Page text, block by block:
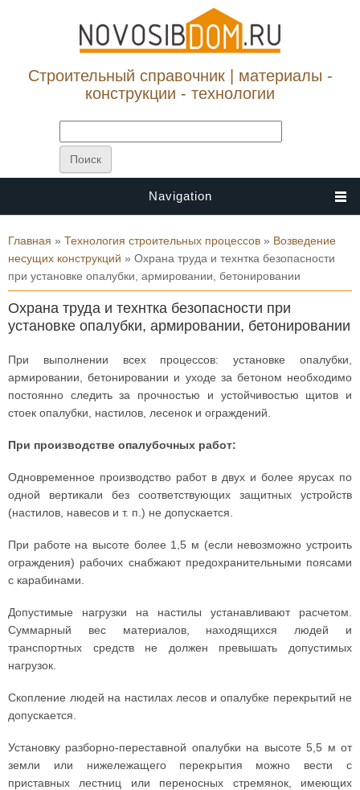
Строительный справочник | материалы -
конструкции - технологии
Navigation
Вы здесь
Главная » Технология строительных процессов » Возведение
несущих конструкций » Охрана труда и технтка безопасности
при установке опалубки, армировании, бетонировании
Охрана труда и технтка безопасности при
установке опалубки, армировании, бетонировании
При выполнении всех процессов: установке опалубки,
армировании, бетонировании и уходе за бетоном необходимо
постоянно следить за прочностью и устойчивостью щитов и
стоек опалубки, настилов, лесенок и ограждений.
При производстве опалубочных работ:
Одновременное производство работ в двух и более ярусах по
одной вертикали без соответствующих защитных устройств
(настилов, навесов и т. п.) не допускается.
При работе на высоте более 1,5 м (если невозможно устроить
ограждения) рабочих снабжают предохранительными поясами
с карабинами.
Допустимые нагрузки на настилы устанавливают расчетом.
Суммарный вес материалов, находящихся людей и
транспортных средств не должен превышать допустимых
нагрузок.
Скопление людей на настилах лесов и опалубке перекрытий не
допускается.
Установку разборно-переставной опалубки на высоте 5,5 м от
земли или нижележащего перекрытия можно вести с
приставных лестниц или переносных стремянок, имеющих